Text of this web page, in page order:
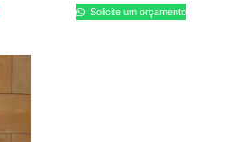
Solicite um orçamento